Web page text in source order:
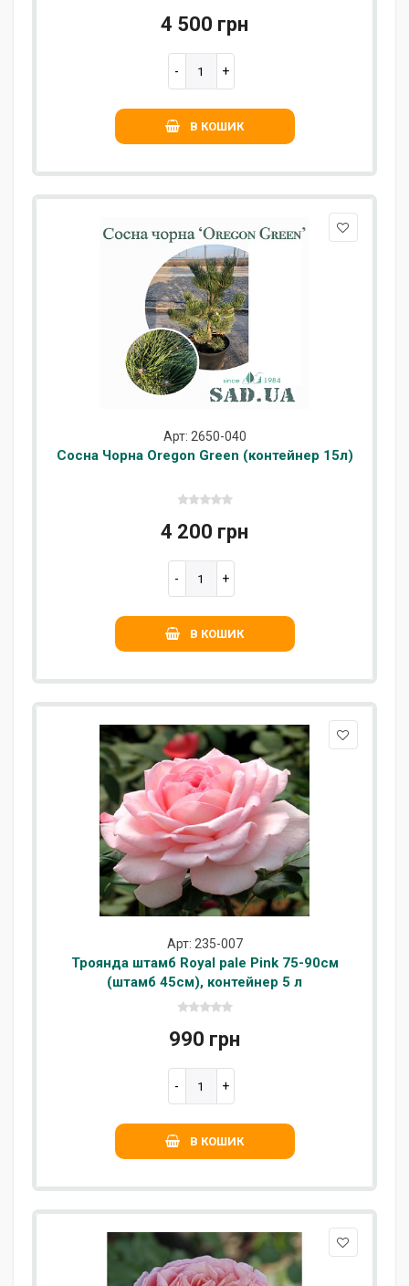
4 500 грн
В КОШИК
Арт: 2650-040
Сосна Чорна Oregon Green (контейнер 15л)
4 200 грн
В КОШИК
Арт: 235-007
Троянда штамб Royal pale Pink 75-90см
(штамб 45см), контейнер 5 л
990 грн
В КОШИК